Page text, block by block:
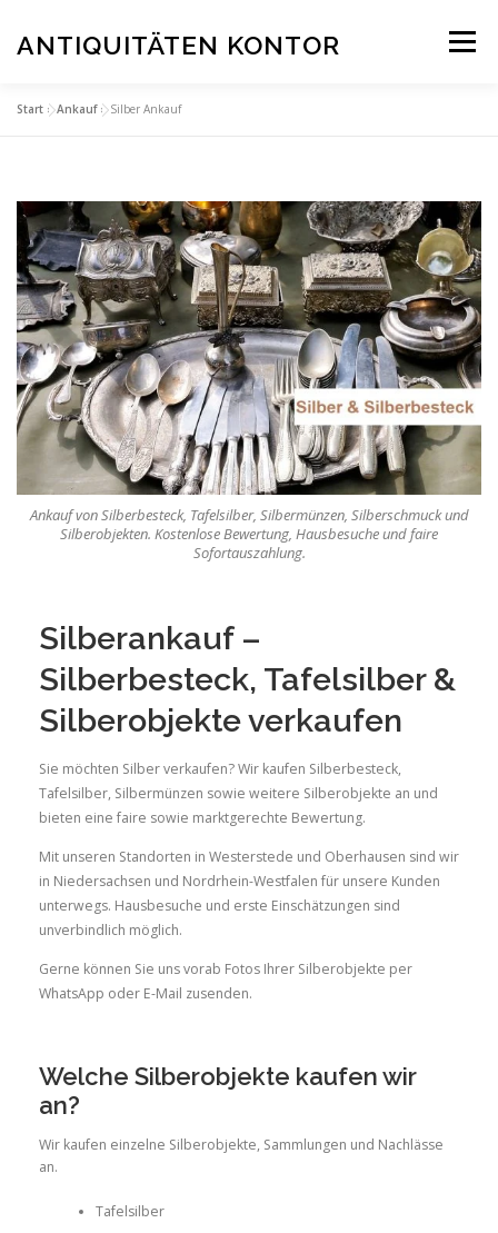
springen
ANTIQUITÄTEN KONTOR Menü
SERVICE & BEWERTUNGEN STANDORTE
KONTAKT
Start »Ankauf»Silber Ankauf
Ankauf von Silberbesteck, Tafelsilber, Silbermünzen, Silberschmuck und
Silberobjekten. Kostenlose Bewertung, Hausbesuche und faire
Sofortauszahlung.
Silberankauf –
Silberbesteck, Tafelsilber &
Silberobjekte verkaufen
Sie möchten Silber verkaufen? Wir kaufen Silberbesteck,
Tafelsilber, Silbermünzen sowie weitere Silberobjekte an und
bieten eine faire sowie marktgerechte Bewertung.
Mit unseren Standorten in Westerstede und Oberhausen sind wir
in Niedersachsen und Nordrhein-Westfalen für unsere Kunden
unterwegs. Hausbesuche und erste Einschätzungen sind
unverbindlich möglich.
Gerne können Sie uns vorab Fotos Ihrer Silberobjekte per
WhatsApp oder E-Mail zusenden.
Welche Silberobjekte kaufen wir
an?
Wir kaufen einzelne Silberobjekte, Sammlungen und Nachlässe
an.
Tafelsilber